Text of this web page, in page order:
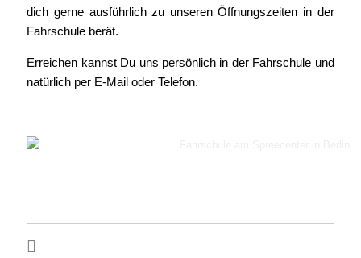
dich gerne ausführlich zu unseren Öffnungszeiten in der
Fahrschule berät.
Erreichen kannst Du uns persönlich in der Fahrschule und
natürlich per E-Mail oder Telefon.